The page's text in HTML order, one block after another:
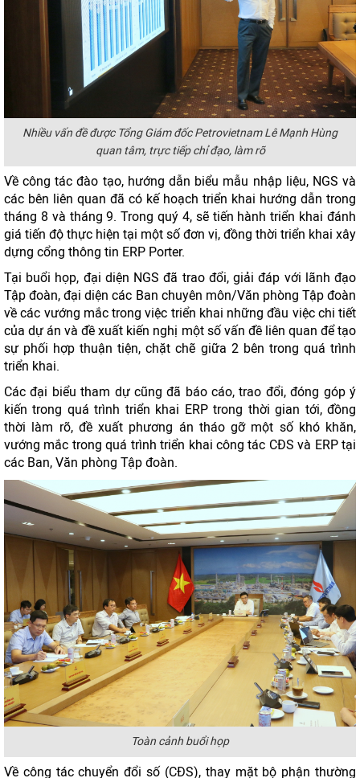
Nhiều vấn đề được Tổng Giám đốc Petrovietnam Lê Mạnh Hùng
quan tâm, trực tiếp chỉ đạo, làm rõ
Về công tác đào tạo, hướng dẫn biểu mẫu nhập liệu, NGS và
các bên liên quan đã có kế hoạch triển khai hướng dẫn trong
tháng 8 và tháng 9. Trong quý 4, sẽ tiến hành triển khai đánh
giá tiến độ thực hiện tại một số đơn vị, đồng thời triển khai xây
dựng cổng thông tin ERP Porter.
Tại buổi họp, đại diện NGS đã trao đổi, giải đáp với lãnh đạo
Tập đoàn, đại diện các Ban chuyên môn/Văn phòng Tập đoàn
về các vướng mắc trong việc triển khai những đầu việc chi tiết
của dự án và đề xuất kiến nghị một số vấn đề liên quan để tạo
sự phối hợp thuận tiện, chặt chẽ giữa 2 bên trong quá trình
triển khai.
Các đại biểu tham dự cũng đã báo cáo, trao đổi, đóng góp ý
kiến trong quá trình triển khai ERP trong thời gian tới, đồng
thời làm rõ, đề xuất phương án tháo gỡ một số khó khăn,
vướng mắc trong quá trình triển khai công tác CĐS và ERP tại
các Ban, Văn phòng Tập đoàn.
Toàn cảnh buổi họp
Về công tác chuyển đổi số (CĐS), thay mặt bộ phận thường